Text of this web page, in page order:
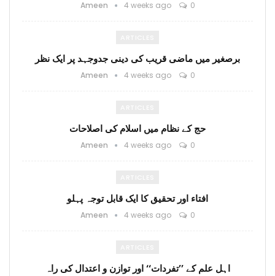
Ameen 4 weeks ago 0
برصغیر میں ماضی قریب کی دینی جدوجہد پر ایک نظر
Ameen 4 weeks ago 0
حج کے نظام میں اسلام کی اصلاحات
Ameen 4 weeks ago 0
افتاء اور تحقیق کا ایک قابل توجہ پہلو
Ameen 4 weeks ago 0
اہل علم کے ’’تفردات‘‘ اور توازن و اعتدال کی راہ